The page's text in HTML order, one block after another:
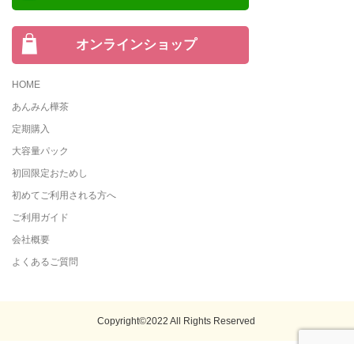
オンラインショップ
HOME
あんみん樺茶
定期購入
大容量パック
初回限定おためし
初めてご利用される方へ
ご利用ガイド
会社概要
よくあるご質問
Copyright©2022 All Rights Reserved